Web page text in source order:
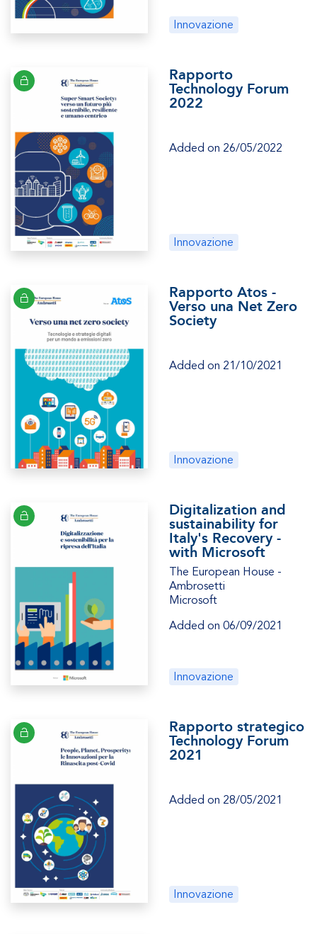
Innovazione
Rapporto
Technology Forum
2022
Added on 26/05/2022
Innovazione
Rapporto Atos -
Verso una Net Zero
Society
Added on 21/10/2021
Innovazione
Digitalization and
sustainability for
Italy's Recovery -
with Microsoft
The European House -
Ambrosetti
Microsoft
Added on 06/09/2021
Innovazione
Rapporto strategico
Technology Forum
2021
Added on 28/05/2021
Innovazione